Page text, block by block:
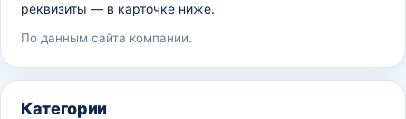
реквизиты — в карточке ниже.
По данным сайта компании.
Категории